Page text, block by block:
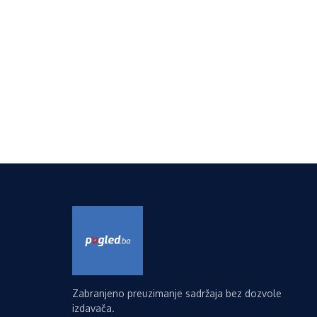
Zabranjeno preuzimanje sadržaja bez dozvole
izdavača.